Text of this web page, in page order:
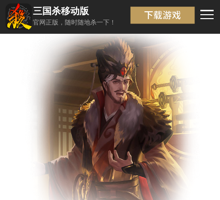
三国杀移动版
官网正版，随时随地杀一下！
返回